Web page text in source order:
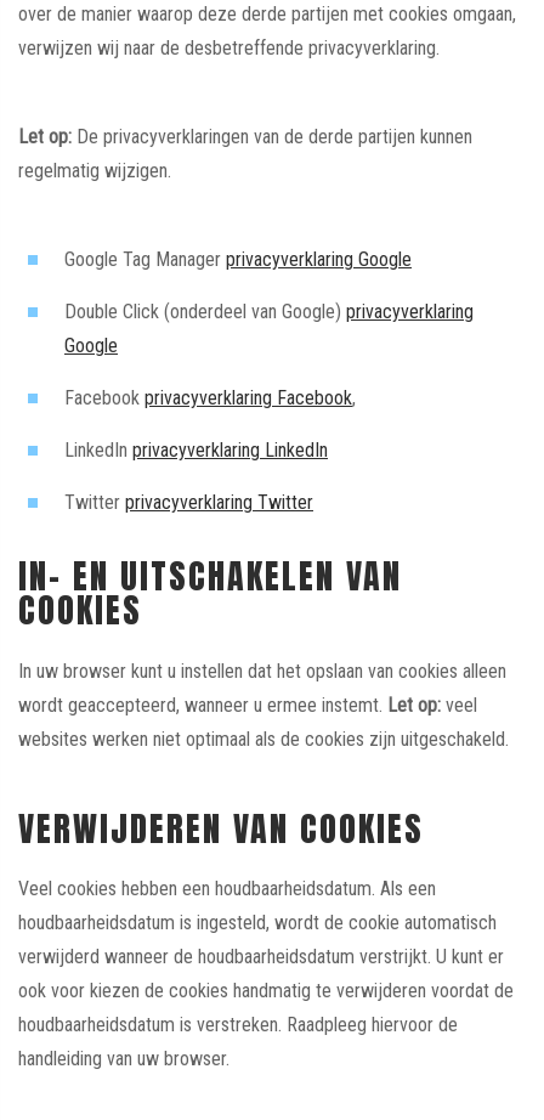
over de manier waarop deze derde partijen met cookies omgaan,
verwijzen wij naar de desbetreffende privacyverklaring.
Let op: De privacyverklaringen van de derde partijen kunnen
regelmatig wijzigen.
Google Tag Manager privacyverklaring Google
Double Click (onderdeel van Google) privacyverklaring
Google
Facebook privacyverklaring Facebook,
LinkedIn privacyverklaring LinkedIn
Twitter privacyverklaring Twitter
IN- EN UITSCHAKELEN VAN
COOKIES
In uw browser kunt u instellen dat het opslaan van cookies alleen
wordt geaccepteerd, wanneer u ermee instemt. Let op: veel
websites werken niet optimaal als de cookies zijn uitgeschakeld.
VERWIJDEREN VAN COOKIES
Veel cookies hebben een houdbaarheidsdatum. Als een
houdbaarheidsdatum is ingesteld, wordt de cookie automatisch
verwijderd wanneer de houdbaarheidsdatum verstrijkt. U kunt er
ook voor kiezen de cookies handmatig te verwijderen voordat de
houdbaarheidsdatum is verstreken. Raadpleeg hiervoor de
handleiding van uw browser.